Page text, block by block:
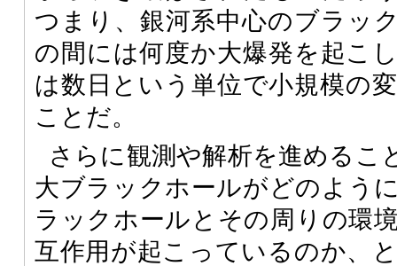
つまり、銀河系中心のブラッ
の間には何度か大爆発を起こ
は数日という単位で小規模の
ことだ。
さらに観測や解析を進めるこ
大ブラックホールがどのよう
ラックホールとその周りの環
互作用が起こっているのか、